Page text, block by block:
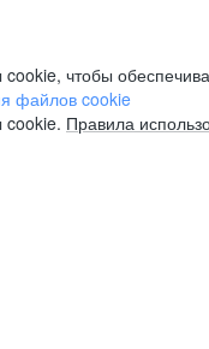
чтобы
файлов cookie
Правила